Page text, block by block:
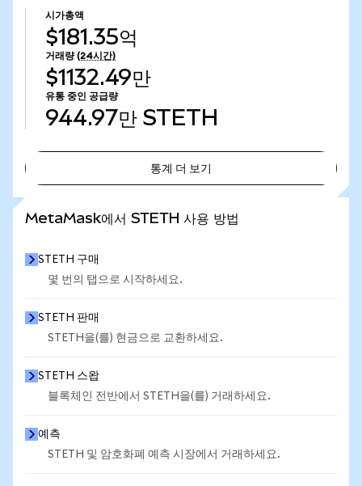
시가총액
$181.35억
거래량 (24시간)
$1132.49만
유통 중인 공급량
944.97만 STETH
통계 더 보기
MetaMask에서 STETH 사용 방법
STETH 구매
몇 번의 탭으로 시작하세요.
STETH 판매
STETH을(를) 현금으로 교환하세요.
STETH 스왑
블록체인 전반에서 STETH을(를) 거래하세요.
예측
STETH 및 암호화폐 예측 시장에서 거래하세요.